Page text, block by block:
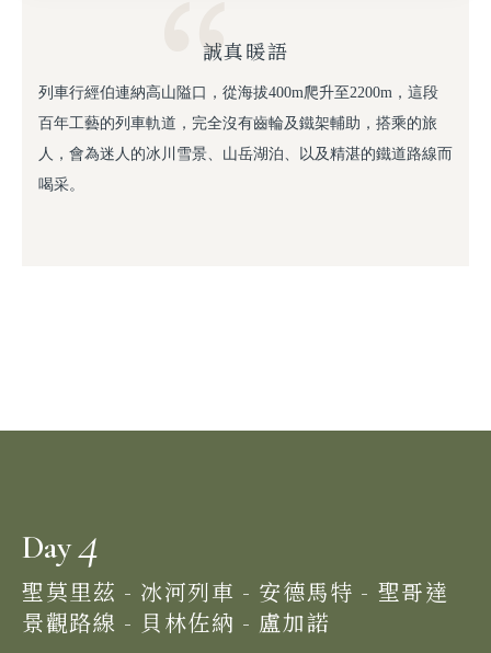
誠真暖語
列車行經伯連納高山隘口，從海拔400m爬升至2200m，這段
百年工藝的列車軌道，完全沒有齒輪及鐵架輔助，搭乘的旅
人，會為迷人的冰川雪景、山岳湖泊、以及精湛的鐵道路線而
喝采。
Day4
聖莫里茲 - 冰河列車 - 安德馬特 - 聖哥達
景觀路線 - 貝林佐納 - 盧加諾